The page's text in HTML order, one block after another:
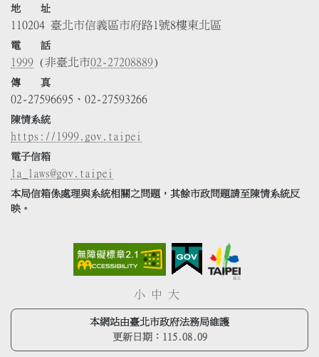
地 址
110204 臺北市信義區市府路1號8樓東北區
電 話
1999 (非臺北市02-27208889)
傳 真
02-27596695、02-27593266
陳情系統
https://1999.gov.taipei
電子信箱
la_laws@gov.taipei
本局信箱係處理與系統相關之問題，其餘市政問題請至陳情系統反
映。
小 中 大
本網站由臺北市政府法務局維護
更新日期： 115.08.09